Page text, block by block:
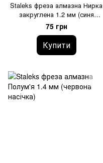
Staleks фреза алмазна Нирка
закруглена 1.2 мм (синя
насічка)
75 грн
Купити